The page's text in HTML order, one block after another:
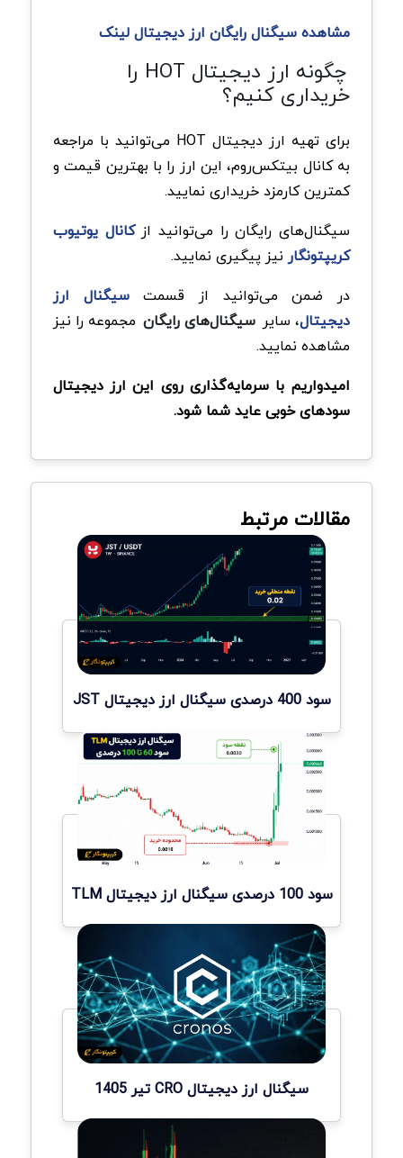
مشاهده سیگنال رایگان ارز دیجیتال لینک
چگونه ارز دیجیتال HOT را
خریداری کنیم؟
برای تهیه ارز دیجیتال HOT می‌توانید با مراجعه
به کانال بیتکس‌روم، این ارز را با بهترین قیمت و
کمترین کارمزد خریداری نمایید.
سیگنال‌های رایگان را می‌توانید ازکانال یوتیوب
کریپتونگارنیز پیگیری نمایید.
در ضمن می‌توانید از قسمتسیگنال ارز
دیجیتال، سایر سیگنال‌های رایگان مجموعه را نیز
مشاهده نمایید.
امیدواریم با سرمایه‌گذاری روی این ارز دیجیتال
سودهای خوبی عاید شما شود.
مقالات مرتبط
سود 400 درصدی سیگنال ارز دیجیتال JST
سود 100 درصدی سیگنال ارز دیجیتال TLM
سیگنال ارز دیجیتال CRO تیر 1405